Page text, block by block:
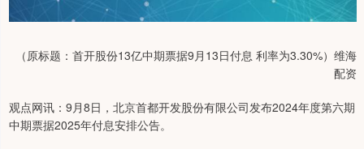
（原标题：首开股份13亿中期票据9月13日付息 利率为3.30%）维海
配资
观点网讯：9月8日，北京首都开发股份有限公司发布2024年度第六期
中期票据2025年付息安排公告。